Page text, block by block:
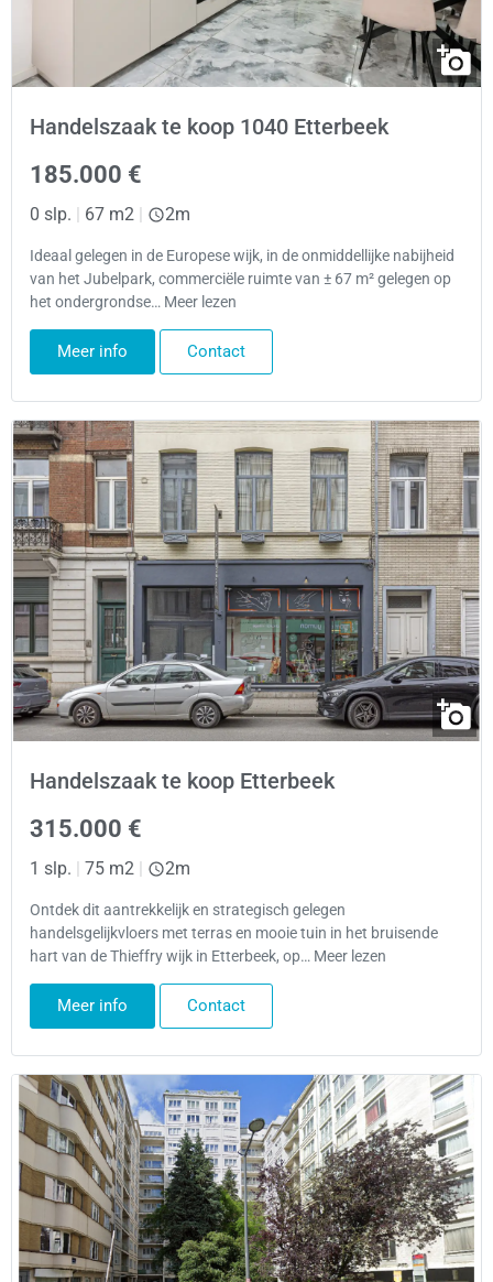
Handelszaak te koop 1040 Etterbeek
185.000 €
0 slp. 67 m2 2m
Ideaal gelegen in de Europese wijk, in de onmiddellijke nabijheid
van het Jubelpark, commerciële ruimte van ± 67 m² gelegen op
het ondergrondse… Meer lezen
Meer info Contact
Handelszaak te koop Etterbeek
315.000 €
1 slp. 75 m2 2m
Ontdek dit aantrekkelijk en strategisch gelegen
handelsgelijkvloers met terras en mooie tuin in het bruisende
hart van de Thieffry wijk in Etterbeek, op… Meer lezen
Meer info Contact